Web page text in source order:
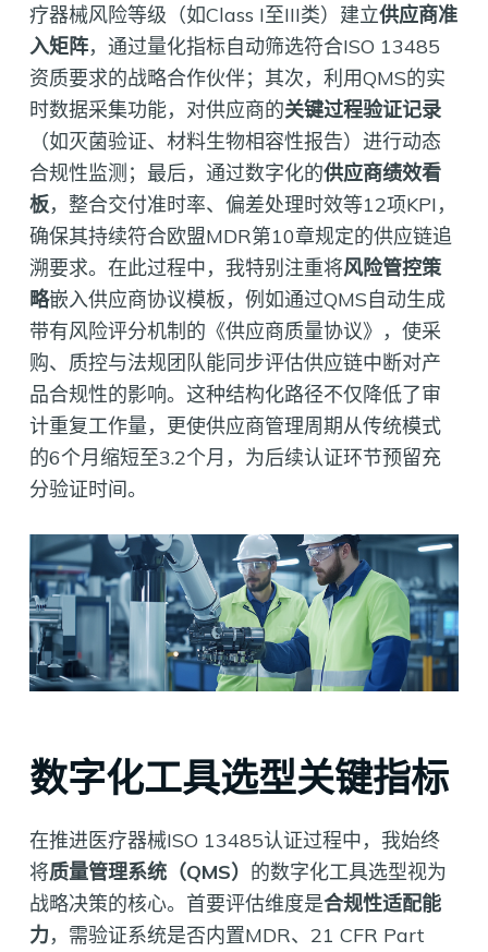
疗器械风险等级（如Class I至III类）建立供应商准
入矩阵，通过量化指标自动筛选符合ISO 13485
资质要求的战略合作伙伴；其次，利用QMS的实
时数据采集功能，对供应商的关键过程验证记录
（如灭菌验证、材料生物相容性报告）进行动态
合规性监测；最后，通过数字化的供应商绩效看
板，整合交付准时率、偏差处理时效等12项KPI，
确保其持续符合欧盟MDR第10章规定的供应链追
溯要求。在此过程中，我特别注重将风险管控策
略嵌入供应商协议模板，例如通过QMS自动生成
带有风险评分机制的《供应商质量协议》，使采
购、质控与法规团队能同步评估供应链中断对产
品合规性的影响。这种结构化路径不仅降低了审
计重复工作量，更使供应商管理周期从传统模式
的6个月缩短至3.2个月，为后续认证环节预留充
分验证时间。
数字化工具选型关键指标
在推进医疗器械ISO 13485认证过程中，我始终
将质量管理系统（QMS） 的数字化工具选型视为
战略决策的核心。首要评估维度是合规性适配能
力，需验证系统是否内置MDR、21 CFR Part